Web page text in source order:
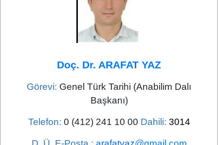
Doç. Dr. ARAFAT YAZ
Görevi: Genel Türk Tarihi (Anabilim Dalı
Başkanı)
Telefon: 0 (412) 241 10 00 Dahili: 3014